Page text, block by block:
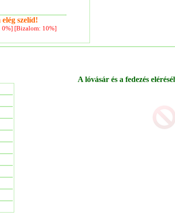
szelíd!
0%] [Bizalom: 10%]
A lóvásár és a fedezés